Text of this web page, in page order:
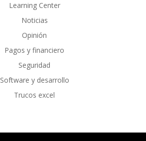
Learning Center
Noticias
Opinión
Pagos y financiero
Seguridad
Software y desarrollo
Trucos excel